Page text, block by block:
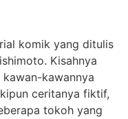
komik yang ditulis
Kisahnya
kawannya
ceritanya fiktif,
tokoh yang